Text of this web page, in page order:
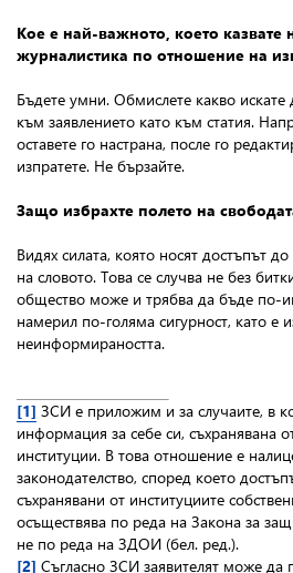
Кое е най-важното, което казвате
журналистика по отношение на
Бъдете умни. Обмислете какво искате
към заявлението като към статия.
оставете го настрана, после го
изпратете. Не бързайте.
Защо избрахте полето на
Видях силата, която носят достъпът
на словото. Това се случва не без
общество може и трябва да бъде по-
намерил по-голяма сигурност, като е
неинформираността.
[1] ЗСИ е приложим и за случаите, в
информация за себе си, съхранявана
институции. В това отношение е
законодателство, според което
съхранявани от институциите
осъществява по реда на Закона за
не по реда на ЗДОИ (бел. ред.).
[2] Съгласно ЗСИ заявителят може да